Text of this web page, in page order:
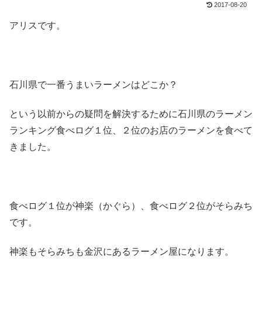
2017-08-20
アリスです。
石川県で一番うまいラーメンはどこか？
という以前からの疑問を解決するために石川県のラーメン
ランキング食べログ１位、２位のお店のラーメンを食べて
きました。
食べログ１位が神楽（かぐら）、食べログ２位がそらみち
です。
神楽もそらみちも金沢にあるラーメン屋になります。